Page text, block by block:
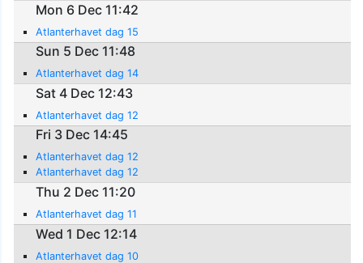
Mon 6 Dec 11:42
Atlanterhavet dag 15
Sun 5 Dec 11:48
Atlanterhavet dag 14
Sat 4 Dec 12:43
Atlanterhavet dag 12
Fri 3 Dec 14:45
Atlanterhavet dag 12
Atlanterhavet dag 12
Thu 2 Dec 11:20
Atlanterhavet dag 11
Wed 1 Dec 12:14
Atlanterhavet dag 10